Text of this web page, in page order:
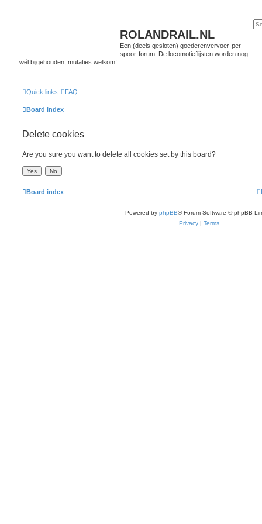
ROLANDRAIL.NL
Een (deels gesloten) goederenvervoer-per-
spoor-forum. De locomotieflijsten worden nog
wél bijgehouden, mutaties welkom!
Quick links FAQ
Board index
Delete cookies
Are you sure you want to delete all cookies set by this board?
Board index
Powered by phpBB® Forum Software © phpBB
Privacy | Terms